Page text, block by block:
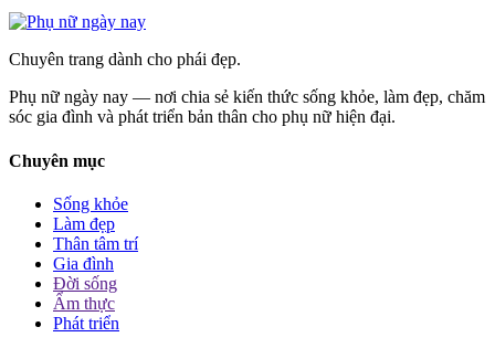
Chuyên trang dành cho phái đẹp.
Phụ nữ ngày nay — nơi chia sẻ kiến thức sống khỏe, làm đẹp, chăm
sóc gia đình và phát triển bản thân cho phụ nữ hiện đại.
Chuyên mục
Sống khỏe
Làm đẹp
Thân tâm trí
Gia đình
Đời sống
Ẩm thực
Phát triển